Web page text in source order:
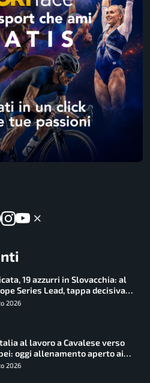
19 azzurri in Slovacchia: al
Series Lead, tappa decisiva
2026
al lavoro a Cavalese verso
oggi allenamento aperto ai
2026